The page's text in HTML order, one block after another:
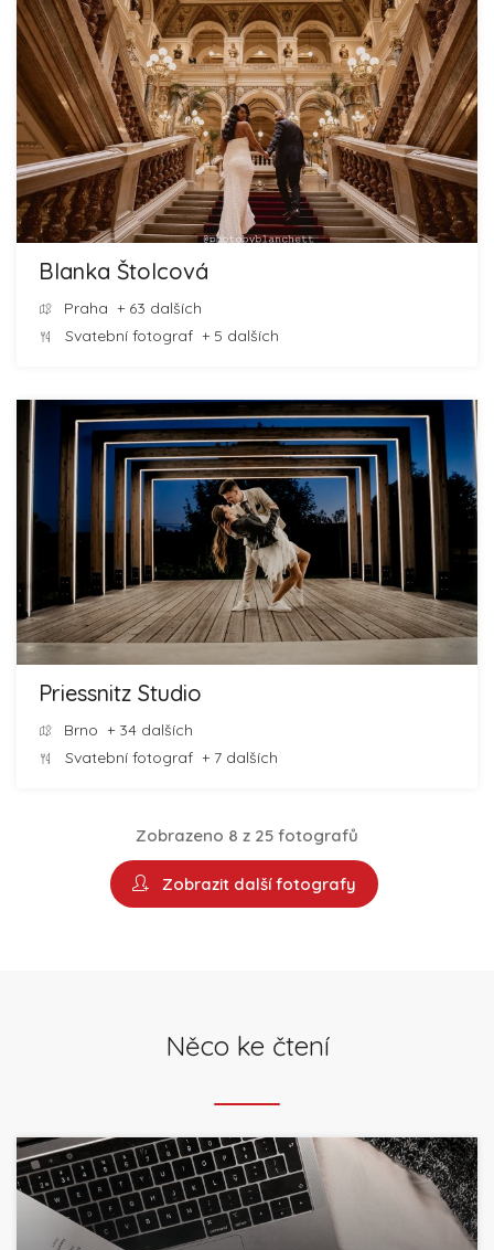
Blanka Štolcová
Praha + 63 dalších
Svatební fotograf + 5 dalších
Priessnitz Studio
Brno + 34 dalších
Svatební fotograf + 7 dalších
Zobrazeno 8 z 25 fotografů
Zobrazit další fotografy
Něco ke čtení